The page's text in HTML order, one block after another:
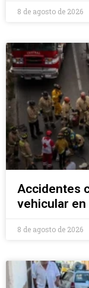
8 de agosto de 2026
Accidentes
vehicular
8 de agosto de 2026